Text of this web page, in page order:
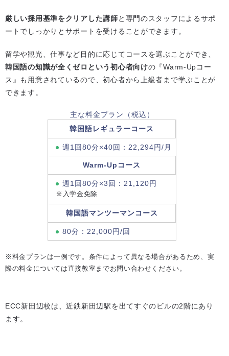
厳しい採用基準をクリアした講師と専門のスタッフによるサポ
ートでしっかりとサポートを受けることができます。
留学や観光、仕事など目的に応じてコースを選ぶことができ、
韓国語の知識が全くゼロという初心者向けの『Warm-Upコー
ス』も用意されているので、初心者から上級者まで学ぶことが
できます。
主な料金プラン（税込）
韓国語レギュラーコース
週1回80分×40回：22,294円/月
Warm-Upコース
週1回80分×3回：21,120円
※入学金免除
韓国語マンツーマンコース
80分：22,000円/回
※料金プランは一例です。条件によって異なる場合があるため、実
際の料金については直接教室までお問い合わせください。
ECC新田辺校は、近鉄新田辺駅を出てすぐのビルの2階にあり
ます。